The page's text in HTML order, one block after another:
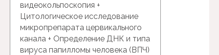
видеокольпоскопия +
Цитологическое исследование
микропрепарата цервикального
канала + Определение ДНК и типа
вируса папилломы человека (ВПЧ)